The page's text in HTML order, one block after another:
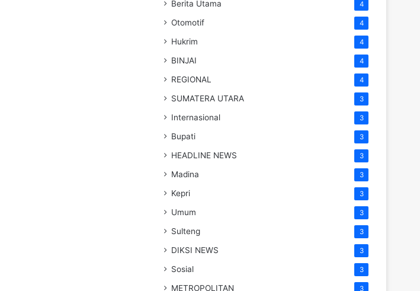
Berita Utama 4
Otomotif 4
Hukrim 4
BINJAI 4
REGIONAL 4
SUMATERA UTARA 3
Internasional 3
Bupati 3
HEADLINE NEWS 3
Madina 3
Kepri 3
Umum 3
Sulteng 3
DIKSI NEWS 3
Sosial 3
METROPOLITAN 3